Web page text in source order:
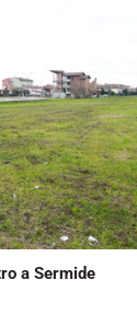
1000 m2
a Sermide